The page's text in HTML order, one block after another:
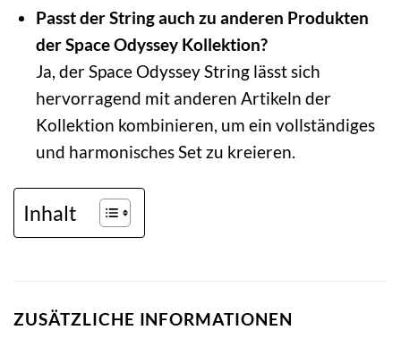
Passt der String auch zu anderen Produkten
der Space Odyssey Kollektion?
Ja, der Space Odyssey String lässt sich
hervorragend mit anderen Artikeln der
Kollektion kombinieren, um ein vollständiges
und harmonisches Set zu kreieren.
Inhalt
ZUSÄTZLICHE INFORMATIONEN